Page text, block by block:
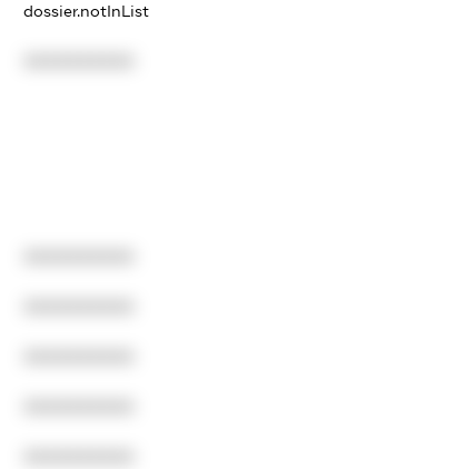
dossier.notInList